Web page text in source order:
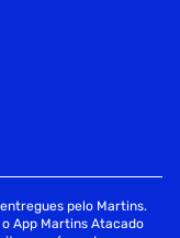
pelo Martins.
App Martins Atacado